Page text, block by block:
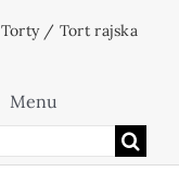
Torty/ Tort rajska
Menu
Home